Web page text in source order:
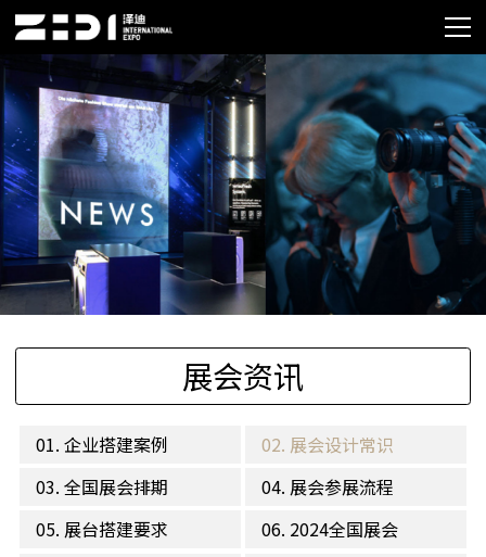
展会资讯
01. 企业搭建案例
02. 展会设计常识
03. 全国展会排期
04. 展会参展流程
05. 展台搭建要求
06. 2024全国展会